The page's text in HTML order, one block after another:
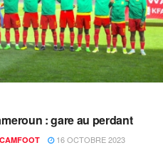
: gare au perdant
16 OCTOBRE 2023